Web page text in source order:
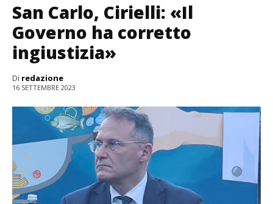
San Carlo, Cirielli: «Il
Governo ha corretto
ingiustizia»
Di redazione
16 SETTEMBRE 2023